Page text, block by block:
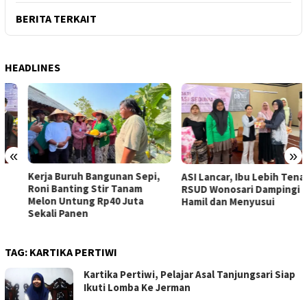
BERITA TERKAIT
HEADLINES
« »
Kerja Buruh Bangunan Sepi,
Roni Banting Stir Tanam
Melon Untung Rp40 Juta
Sekali Panen
ASI Lancar, Ibu Lebih Tenang:
RSUD Wonosari Dampingi Ibu
Hamil dan Menyusui
TAG: KARTIKA PERTIWI
Kartika Pertiwi, Pelajar Asal Tanjungsari Siap
Ikuti Lomba Ke Jerman